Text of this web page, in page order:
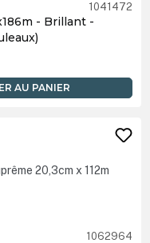
1041472
- Brillant -
AU PANIER
1062964